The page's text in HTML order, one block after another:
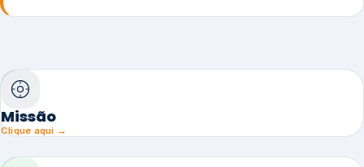
Missão
Clique aqui →